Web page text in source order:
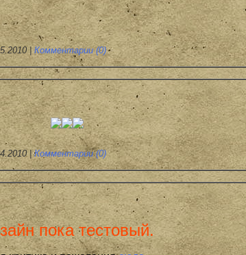
|Комментарии (0)
|Комментарии (0)
пока тестовый.